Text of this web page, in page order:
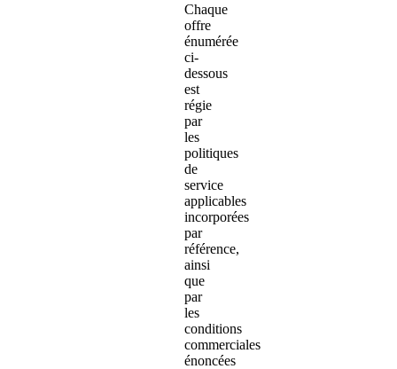
Chaque
offre
énumérée
ci-
dessous
est
régie
par
les
politiques
de
service
applicables
incorporées
par
référence,
ainsi
que
par
les
conditions
commerciales
énoncées